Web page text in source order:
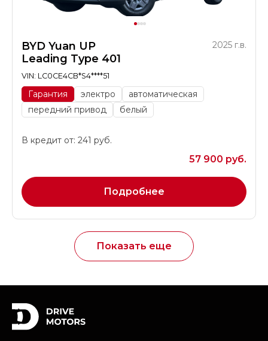
BYD Yuan UP
Leading Type 401
2025 г.в.
VIN: LC0CE4CB*S4****51
Гарантия электро
автоматическая
передний привод
белый
В кредит от: 241 руб.
57 900 руб.
Подробнее
Показать еще